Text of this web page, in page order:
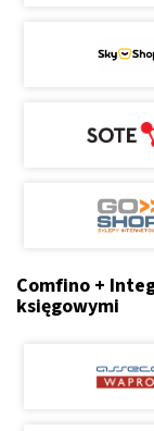
Comfino +
księgowymi